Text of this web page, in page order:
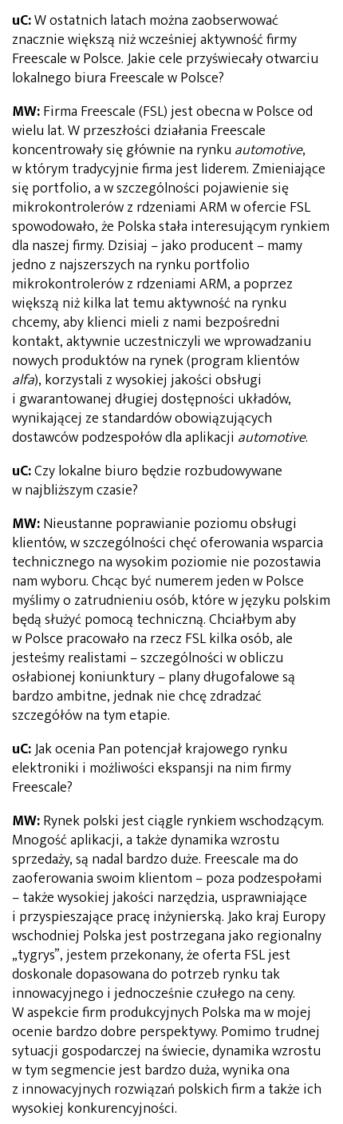
uC:W ostatnich latach można zaobserwować
znacznie większą niż wcześniej aktywność firmy
Freescale w Polsce. Jakie cele przyświecały otwarciu
lokalnego biura Freescale w Polsce?
MW:Firma Freescale (FSL) jest obecna w Polsce od
wielu lat. W przeszłości działania Freescale
koncentrowały się głównie na rynku automotive,
w którym tradycyjnie firma jest liderem. Zmieniające
się portfolio, a w szczególności pojawienie się
mikrokontrolerów z rdzeniami ARM w ofercie FSL
spowodowało, że Polska stała interesującym rynkiem
dla naszej firmy. Dzisiaj – jako producent – mamy
jedno z najszerszych na rynku portfolio
mikrokontrolerów z rdzeniami ARM, a poprzez
większą niż kilka lat temu aktywność na rynku
chcemy, aby klienci mieli z nami bezpośredni
kontakt, aktywnie uczestniczyli we wprowadzaniu
nowych produktów na rynek (program klientów
alfa), korzystali z wysokiej jakości obsługi
i gwarantowanej długiej dostępności układów,
wynikającej ze standardów obowiązujących
dostawców podzespołów dla aplikacji automotive.
uC:Czy lokalne biuro będzie rozbudowywane
w najbliższym czasie?
MW:Nieustanne poprawianie poziomu obsługi
klientów, w szczególności chęć oferowania wsparcia
technicznego na wysokim poziomie nie pozostawia
nam wyboru. Chcąc być numerem jeden w Polsce
myślimy o zatrudnieniu osób, które w języku polskim
będą służyć pomocą techniczną. Chciałbym aby
w Polsce pracowało na rzecz FSL kilka osób, ale
jesteśmy realistami – szczególności w obliczu
osłabionej koniunktury – plany długofalowe są
bardzo ambitne, jednak nie chcę zdradzać
szczegółów na tym etapie.
uC:Jak ocenia Pan potencjał krajowego rynku
elektroniki i możliwości ekspansji na nim firmy
Freescale?
MW:Rynek polski jest ciągle rynkiem wschodzącym.
Mnogość aplikacji, a także dynamika wzrostu
sprzedaży, są nadal bardzo duże. Freescale ma do
zaoferowania swoim klientom – poza podzespołami
– także wysokiej jakości narzędzia, usprawniające
i przyspieszające pracę inżynierską. Jako kraj Europy
wschodniej Polska jest postrzegana jako regionalny
„tygrys”, jestem przekonany, że oferta FSL jest
doskonale dopasowana do potrzeb rynku tak
innowacyjnego i jednocześnie czułego na ceny.
W aspekcie firm produkcyjnych Polska ma w mojej
ocenie bardzo dobre perspektywy. Pomimo trudnej
sytuacji gospodarczej na świecie, dynamika wzrostu
w tym segmencie jest bardzo duża, wynika ona
z innowacyjnych rozwiązań polskich firm a także ich
wysokiej konkurencyjności.